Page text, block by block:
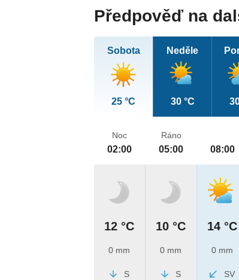
Předpověď na
Sobota
25 °C
Neděle
30 °C
Noc
02:00
12 °C
0 mm
S
Ráno
05:00
10 °C
0 mm
S
08:00
14 °C
0 mm
SV